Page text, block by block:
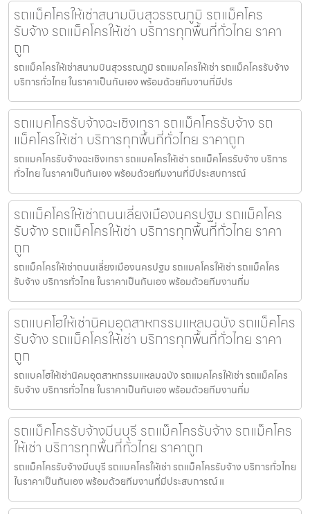
รถแม็คโครให้เช่าสนามบินสุวรรณภูมิ รถแม็คโคร
รับจ้าง รถแม็คโครให้เช่า บริการทุกพื้นที่ทั่วไทย ราคา
ถูก
รถแม็คโครให้เช่าสนามบินสุวรรณภูมิ รถแมคโครให้เช่า รถแม็คโครรับจ้าง
บริการทั่วไทย ในราคาเป็นกันเอง พร้อมด้วยทีมงานที่มีปร
รถแมคโครรับจ้างฉะเชิงเทรา รถแม็คโครรับจ้าง รถ
แม็คโครให้เช่า บริการทุกพื้นที่ทั่วไทย ราคาถูก
รถแมคโครรับจ้างฉะเชิงเทรา รถแมคโครให้เช่า รถแม็คโครรับจ้าง บริการ
ทั่วไทย ในราคาเป็นกันเอง พร้อมด้วยทีมงานที่มีประสบการณ์
รถแม็คโครให้เช่าถนนเลี่ยงเมืองนครปฐม รถแม็คโคร
รับจ้าง รถแม็คโครให้เช่า บริการทุกพื้นที่ทั่วไทย ราคา
ถูก
รถแม็คโครให้เช่าถนนเลี่ยงเมืองนครปฐม รถแมคโครให้เช่า รถแม็คโคร
รับจ้าง บริการทั่วไทย ในราคาเป็นกันเอง พร้อมด้วยทีมงานที่ม
รถแบคโฮให้เช่านิคมอุตสาหกรรมแหลมฉบัง รถแม็คโคร
รับจ้าง รถแม็คโครให้เช่า บริการทุกพื้นที่ทั่วไทย ราคา
ถูก
รถแบคโฮให้เช่านิคมอุตสาหกรรมแหลมฉบัง รถแมคโครให้เช่า รถแม็คโคร
รับจ้าง บริการทั่วไทย ในราคาเป็นกันเอง พร้อมด้วยทีมงานที่ม
รถแม็คโครรับจ้างมีนบุรี รถแม็คโครรับจ้าง รถแม็คโคร
ให้เช่า บริการทุกพื้นที่ทั่วไทย ราคาถูก
รถแม็คโครรับจ้างมีนบุรี รถแมคโครให้เช่า รถแม็คโครรับจ้าง บริการทั่วไทย
ในราคาเป็นกันเอง พร้อมด้วยทีมงานที่มีประสบการณ์ แ